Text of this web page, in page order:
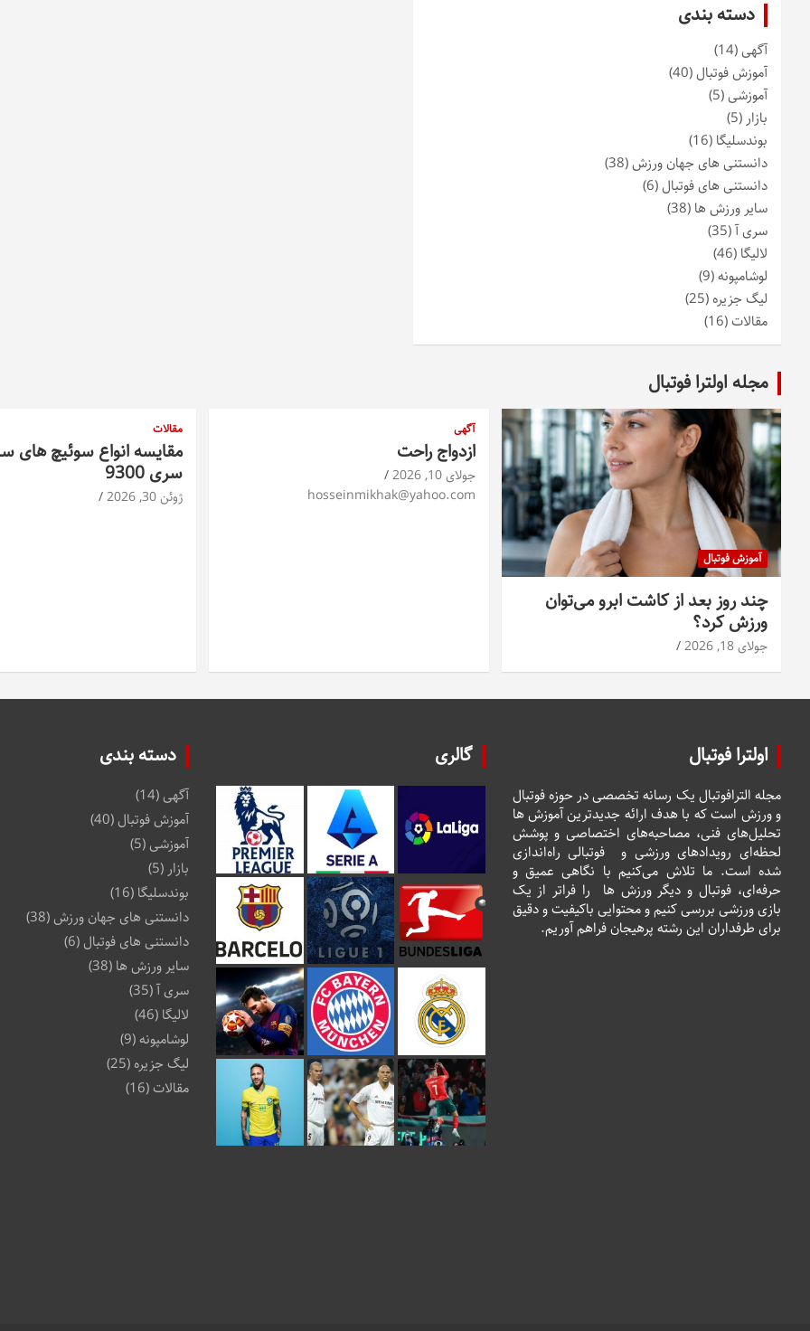
دسته بندی
آگهی(14)
آموزش فوتبال(40)
آموزشی(5)
بازار (5)
بوندسلیگا (16)
دانستنی های جهان ورزش(38)
دانستنی های فوتبال(6)
سایر ورزش ها (38)
سری آ(35)
لالیگا (46)
لوشامپونه(9)
لیگ جزیره(25)
مقالات(16)
مجله اولترا فوتبال
آموزش فوتبال
چند روز بعد از کاشت ابرو می‌توان
ورزش کرد؟
جولای 18, 2026
آگهی
ازدواج راحت
جولای 10, 2026
hosseinmikhak@yahoo.com
مقالات
مقایسه انواع سوئیچ های
سری 9300
ژوئن 30, 2026
اولترا فوتبال
مجله الترافوتبال یک رسانه تخصصی در حوزه فوتبال
و ورزش است که با هدف ارائه جدیدترین آموزش ها
تحلیل‌های فنی، مصاحبه‌های اختصاصی و پوشش
لحظه‌ای رویدادهای ورزشی و فوتبالی راه‌اندازی
شده است. ما تلاش می‌کنیم با نگاهی عمیق و
حرفه‌ای، فوتبال و دیگر ورزش ها را فراتر از یک
بازی ورزشی بررسی کنیم و محتوایی باکیفیت و دقیق
برای طرفداران این رشته پرهیجان فراهم آوریم.
گالری دسته بندی
آگهی(14)
آموزش فوتبال (40)
آموزشی(5)
بازار (5)
بوندسلیگا (16)
دانستنی های جهان ورزش(38)
دانستنی های فوتبال (6)
سایر ورزش ها (38)
سری آ(35)
لالیگا (46)
لوشامپونه(9)
لیگ جزیره (25)
مقالات(16)